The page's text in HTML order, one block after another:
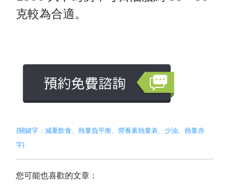
克較為合適。
(關鍵字：減重飲食 、熱量負平衡 、營養素熱量表、 少油 、熱量赤
字)
您可能也喜歡的文章：